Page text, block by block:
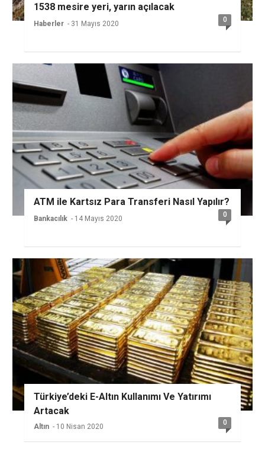
1538 mesire yeri, yarın açılacak
Haberler - 31 Mayıs 2020 0
ATM ile Kartsız Para Transferi Nasıl Yapılır?
Bankacılık - 14 Mayıs 2020 0
Türkiye’deki E-Altın Kullanımı Ve Yatırımı
Artacak
Altın - 10 Nisan 2020 0